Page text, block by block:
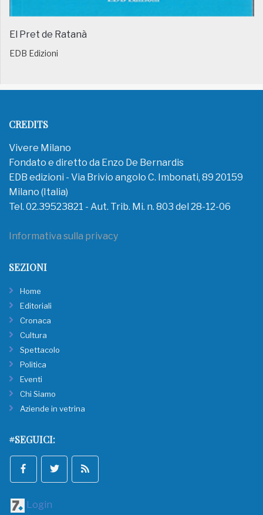
El Pret de Ratanà
EDB Edizioni
CREDITS
Vivere Milano
Fondato e diretto da Enzo De Bernardis
EDB edizioni - Via Brivio angolo C. Imbonati, 89 20159
Milano (Italia)
Tel. 02.39523821 - Aut. Trib. Mi. n. 803 del 28-12-06
Informativa sulla privacy
SEZIONI
Home
Editoriali
Cronaca
Cultura
Spettacolo
Politica
Eventi
Chi Siamo
Aziende in vetrina
#SEGUICI:
Login